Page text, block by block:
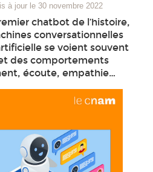
à jour le 30 novembre 2022
chatbot de l’histoire,
conversationnelles
se voient souvent
des comportements
écoute, empathie…